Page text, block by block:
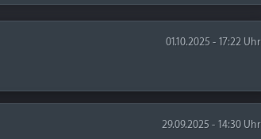
01.10.2025 - 17:22 Uhr
29.09.2025 - 14:30 Uhr